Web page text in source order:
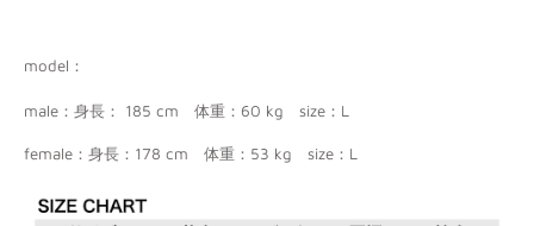
model：
male ：身長： 185 cm 体重： 60 kg size ： L
female ：身長： 178 cm 体重： 53 kg size ： L